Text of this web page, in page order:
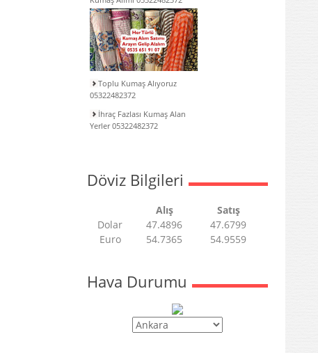
Toplu Kumaş Alıyoruz
05322482372
İhraç Fazlası Kumaş Alan
Yerler 05322482372
Döviz Bilgileri
Alış
Satış
Dolar
47.4896
47.6799
Euro
54.7365 54.9559
Hava Durumu